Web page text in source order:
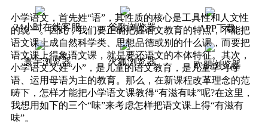
24小时在线客服 谷歌浏览器 APP下载
寰宇浏览器 火狐浏览器 欧朋浏览器
小学语文，首先姓“语”，其性质的核心是工具性和人文性
的统一。因此，我们要正确把握语文教育的特点，不能把
语文课上成自然科学类、思想品德或别的什么课，而要把
语文课上得象语文课，就是要还语文的本体特征。其次，
小学语文又姓“小”，是儿童的语文教育，是儿童学习母
语、运用母语为主的教育。那么，在新课程改革理念的范
畴下，怎样才能把小学语文课教得“有滋有味”呢?在这里，
我想用如下的三个“味”来考虑怎样把语文课上得“有滋有
味”。